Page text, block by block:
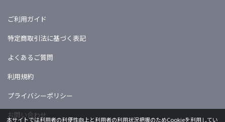
ご利用ガイド
特定商取引法に基づく表記
よくあるご質問
利用規約
プライバシーポリシー
お問い合わせ
本サイトでは利用者の利便性向上と利用者の利用状況把握のためCookieを利用してい